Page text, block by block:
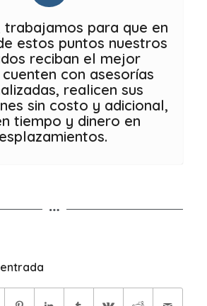
trabajamos para que en
estos puntos nuestros
reciban el mejor
con asesorías
realicen sus
sin costo y adicional,
tiempo y dinero en